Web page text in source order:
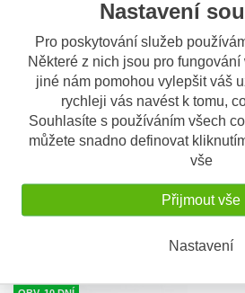
Nastavení
Pro poskytování služeb
Některé z nich jsou pro
jiné nám pomohou vylepšit váš
rychleji vás navést k tomu,
Souhlasíte s používáním všech
můžete snadno definovat
vše
Přijmout vše
Nastavení
OBV. 3 DNY
GIVI
kufru